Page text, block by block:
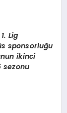
Lig
sponsorluğu
ikinci
sezonu